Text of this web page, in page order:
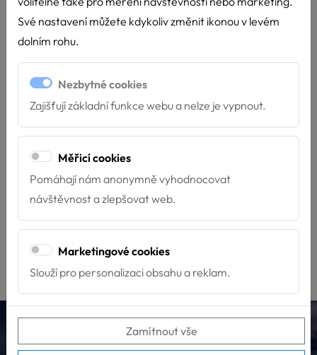
Litujeme, ale požadovaná stránka nebyla nalezena. Stránka
buď neexistuje, změnila se její adresa nebo již byly smazána.
na úvodní stranu , nebo zkusit některý z následujících odkazů:
O Hafíkovi Kontakty Psí škola Chci podpořit
Jak se stát dobrovolníkem
Hafík Třeboň, z.s.
info@canisterapie.org
Své nastavení můžete kdykoliv změnit ikonou v levém
dolním rohu.
Nezbytné cookies
Zajišťují základní funkce webu a nelze je vypnout.
Měřicí cookies
Pomáhají nám anonymně vyhodnocovat
návštěvnost a zlepšovat web.
Marketingové cookies
Slouží pro personalizaci obsahu a reklam.
Zamítnout vše